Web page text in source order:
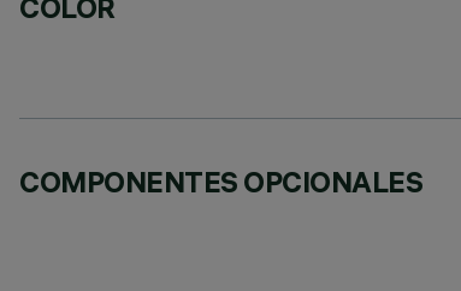
COLOR
COMPONENTES OPCIONALES